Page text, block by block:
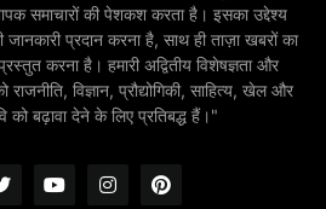
समाचारों की पेशकश करता है। इसका उद्देश्य
जानकारी प्रदान करना है, साथ ही ताज़ा खबरों का
करना है। हमारी अद्वितीय विशेषज्ञता और
विज्ञान, प्रौद्योगिकी, साहित्य, खेल और
को बढ़ावा देने के लिए प्रतिबद्ध हैं।"